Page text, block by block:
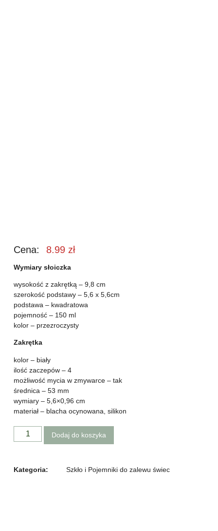
Cena: 8.99 zł
Wymiary słoiczka
wysokość z zakrętką – 9,8 cm
szerokość podstawy – 5,6 x 5,6cm
podstawa – kwadratowa
pojemność – 150 ml
kolor – przezroczysty
Zakrętka
kolor – biały
ilość zaczepów – 4
możliwość mycia w zmywarce – tak
średnica – 53 mm
wymiary – 5,6×0,96 cm
materiał – blacha ocynowana, silikon
Dodaj do koszyka
Kategoria: Szkło i Pojemniki do zalewu świec